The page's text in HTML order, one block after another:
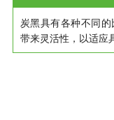
炭黑具有各种不同
带来灵活性，以适应